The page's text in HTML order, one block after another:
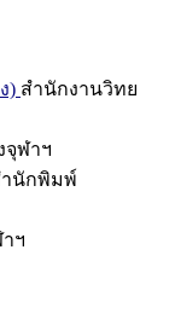
) สำนักงานวิทย
ฬาฯ
นักพิมพ์
ฯ